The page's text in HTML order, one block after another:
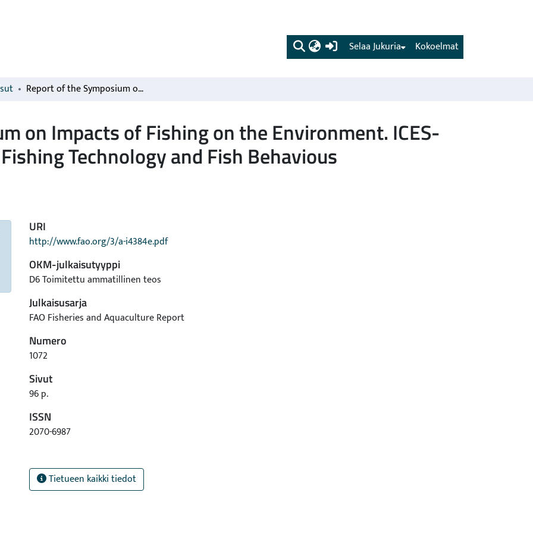
(current) Kokoelmat
Selaa Jukuria
Report of the Symposium on Impacts of Fishing on the Environment. ICES-FAO Working Group on Fishing Technology and Fish Behavious
on Impacts of Fishing on the Environment. ICES-
Technology and Fish Behavious
URI
http://www.fao.org/3/a-i4384e.pdf
OKM-julkaisutyyppi
D6 Toimitettu ammatillinen teos
Julkaisusarja
FAO Fisheries and Aquaculture Report
Numero
1072
Sivut
96 p.
ISSN
2070-6987
Tietueen kaikki tiedot